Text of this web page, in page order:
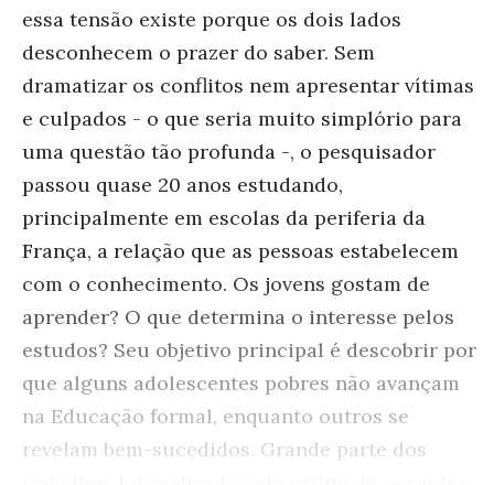
essa tensão existe porque os dois lados
desconhecem o prazer do saber. Sem
dramatizar os conflitos nem apresentar vítimas
e culpados - o que seria muito simplório para
uma questão tão profunda -, o pesquisador
passou quase 20 anos estudando,
principalmente em escolas da periferia da
França, a relação que as pessoas estabelecem
com o conhecimento. Os jovens gostam de
aprender? O que determina o interesse pelos
estudos? Seu objetivo principal é descobrir por
que alguns adolescentes pobres não avançam
na Educação formal, enquanto outros se
revelam bem-sucedidos. Grande parte dos